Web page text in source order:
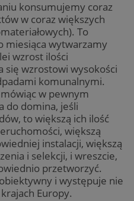
konsumujemy coraz
w coraz większych
To
miesiąca wytwarzamy
wzrost ilości
wzrostowi wysokości
komunalnymi.
w pewnym
do domina, jeśli
to większą ich ilość
większą
instalacji, większą
i selekcji, i wreszcie,
przetworzyć.
i występuje nie
Europy.